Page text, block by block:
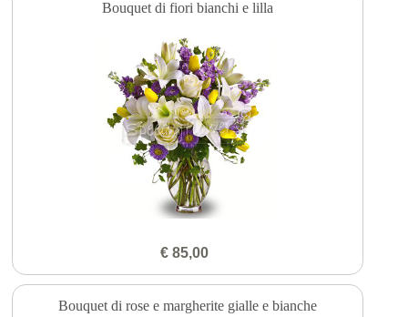
Bouquet di fiori bianchi e lilla
€ 85,00
Bouquet di rose e margherite gialle e bianche